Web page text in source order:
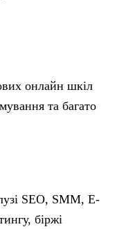
онлайн шкіл
та багато
SEO, SMM, E-
біржі